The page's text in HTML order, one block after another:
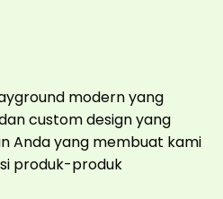
modern yang
custom design yang
Anda yang membuat kami
produk-produk